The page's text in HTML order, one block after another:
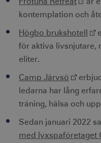
kontemplation och
Högbo brukshotell
för aktiva livsnjutare,
eliter.
Camp Järvsö
ledarna har lång
träning, hälsa och
Sedan januari 2022
med lyxspaföretaget